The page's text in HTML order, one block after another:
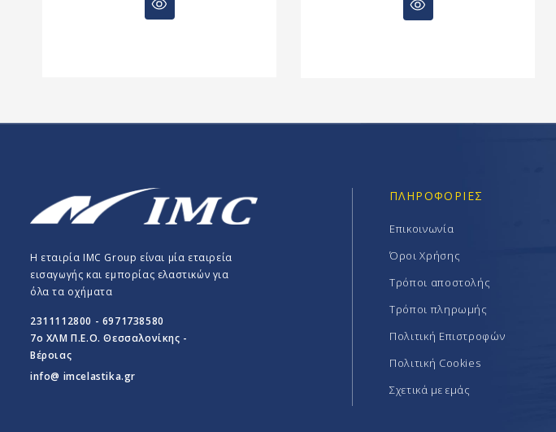
Η εταιρία IMC Group είναι μία εταιρεία
εισαγωγής και εμπορίας ελαστικών για
όλα τα οχήματα
2311112800 - 6971738580
7o ΧΛΜ Π.E.O. Θεσσαλονίκης -
Βέροιας
info@ imcelastika.gr
ΠΛΗΡΟΦΟΡΊΕΣ
Επικοινωνία
Όροι Χρήσης
Τρόποι αποστολής
Τρόποι πληρωμής
Πολιτική Επιστροφών
Πολιτική Cookies
Σχετικά με εμάς